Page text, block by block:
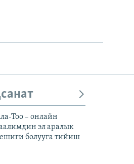
Тоо – онлайн
эл аралык
болууга тийиш